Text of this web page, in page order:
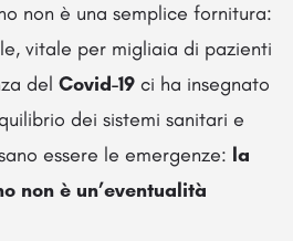
non è una semplice fornitura:
vitale per migliaia di pazienti
del Covid-19 ci ha insegnato
dei sistemi sanitari e
essere le emergenze: la
non è un’eventualità